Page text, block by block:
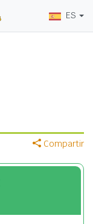
ES
Compartir